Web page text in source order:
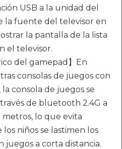
USB a la unidad del
la fuente del televisor en
la pantalla de la lista
el televisor.
del gamepad】En
consolas de juegos con
consola de juegos se
de bluetooth 2.4G a
metros, lo que evita
niños se lastimen los
juegos a corta distancia.